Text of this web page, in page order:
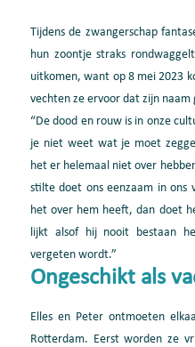
Tijdens de zwangerschap
hun zoontje straks
uitkomen, want op 8 mei 2023
vechten ze ervoor dat zijn
“De dood en rouw is in onze
je niet weet wat je moet
het er helemaal niet over
stilte doet ons eenzaam in ons
het over hem heeft, dan doet
lijkt alsof hij nooit bestaan
vergeten wordt.”
Ongeschikt als
Elles en Peter ontmoeten
Rotterdam. Eerst worden ze